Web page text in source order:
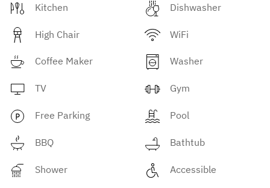
Kitchen Dishwasher
High Chair WiFi
Coffee Maker Washer
TV Gym
Free Parking Pool
BBQ Bathtub
Shower Accessible